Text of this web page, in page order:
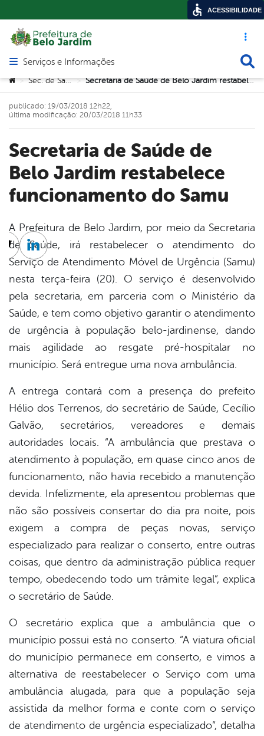
Acesso
Abrir menu principal de navegação
Serviços e Informações
Você está aqui:
> Sec. de Saúde > Secretaria de Saúde de Belo Jardim restabelece funcionamento do Samu
Secretaria de Saúde de
Belo Jardim restabelece
funcionamento do Samu
publicado: 19/03/2018 12h22,
última modificação: 20/03/2018 11h33
A Prefeitura de Belo Jardim, por meio da Secretaria
de Saúde, irá restabelecer o atendimento do
Serviço de Atendimento Móvel de Urgência (Samu)
nesta terça-feira (20). O serviço é desenvolvido
pela secretaria, em parceria com o Ministério da
Saúde, e tem como objetivo garantir o atendimento
de urgência à população belo-jardinense, dando
mais agilidade ao resgate pré-hospitalar no
município. Será entregue uma nova ambulância.
A entrega contará com a presença do prefeito
Hélio dos Terrenos, do secretário de Saúde, Cecílio
Galvão, secretários, vereadores e demais
autoridades locais. “A ambulância que prestava o
atendimento à população, em quase cinco anos de
funcionamento, não havia recebido a manutenção
devida. Infelizmente, ela apresentou problemas que
não são possíveis consertar do dia pra noite, pois
exigem a compra de peças novas, serviço
especializado para realizar o conserto, entre outras
coisas, que dentro da administração pública requer
tempo, obedecendo todo um trâmite legal”, explica
o secretário de Saúde.
O secretário explica que a ambulância que o
município possui está no conserto. “A viatura oficial
do município permanece em conserto, e vimos a
alternativa de reestabelecer o Serviço com uma
ambulância alugada, para que a população seja
assistida da melhor forma e conte com o serviço
de atendimento de urgência especializado”, detalha
TwitterLinkedin
ACESSIBILIDADE